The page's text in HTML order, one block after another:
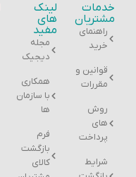
خدمات
مشتریان
راهنمای
خرید
قوانین و
مقررات
روش
های
پرداخت
شرایط
لینک
های
مفید
مجله
دیجیک
همکاری
با سازمان
ها
فرم
بازگشت
کالای